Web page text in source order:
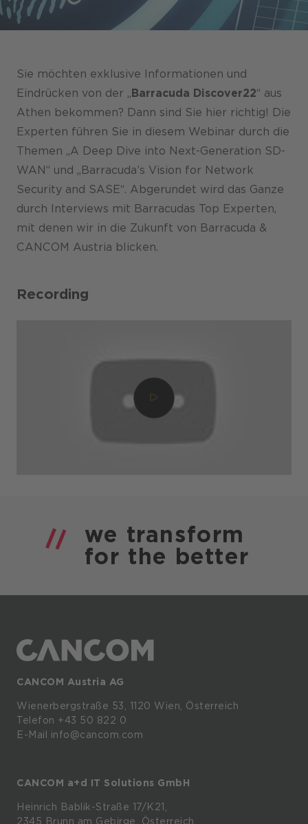
Unternehmen
Events
Blog
Podcast
Nachhaltigkeit CANCOM SE
Nachhaltigkeit CANCOM Austria
Karriere
Sie möchten exklusive Informationen und
Eindrücken von der „Barracuda Discover22“ aus
Athen bekommen? Dann sind Sie hier richtig! Die
Experten führen Sie in diesem Webinar durch die
Themen „A Deep Dive into Next-Generation SD-
WAN“ und „Barracuda’s Vision for Network
Security and SASE“. Abgerundet wird das Ganze
durch Interviews mit Barracudas Top Experten,
mit denen wir in die Zukunft von Barracuda &
CANCOM Austria blicken.
Recording
we transform
for the better
CANCOM Austria AG
Wienerbergstraße 53, 1120 Wien, Österreich
Telefon +43 50 822 0
E-Mail info@cancom.com
CANCOM a+d IT Solutions GmbH
Heinrich Bablik-Straße 17/K21,
2345 Brunn am Gebirge, Österreich